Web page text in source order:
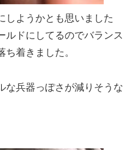
しようかとも思いました
ルドにしてるのでバランス
着きました。
な兵器っぽさが減りそうな